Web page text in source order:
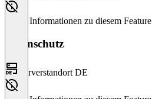
Keine Informationen zu diesem Feature
Datenschutz
Serverstandort DE